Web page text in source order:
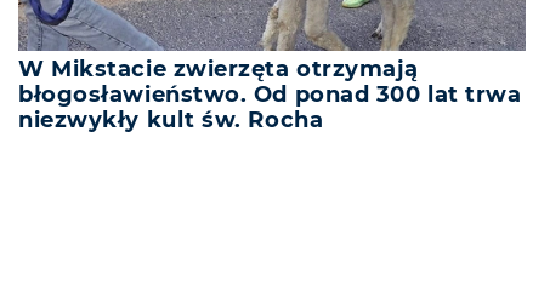
W Mikstacie zwierzęta otrzymają
błogosławieństwo. Od ponad 300 lat trwa
niezwykły kult św. Rocha